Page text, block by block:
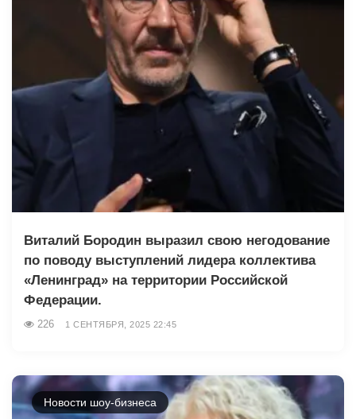
Виталий Бородин выразил свою негодование
по поводу выступлений лидера коллектива
«Ленинград» на территории Российской
Федерации.
226 1 СЕНТЯБРЯ, 2025 22:45
Новости шоу-бизнеса